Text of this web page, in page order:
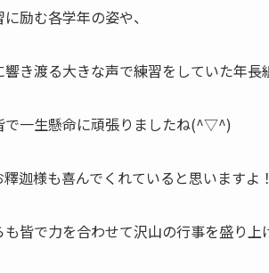
励む各学年の姿や、
き渡る大きな声で練習をしていた年長
で一生懸命に頑張りましたね(^▽^)
釋迦様も喜んでくれていると思いますよ！
も皆で力を合わせて沢山の行事を盛り上